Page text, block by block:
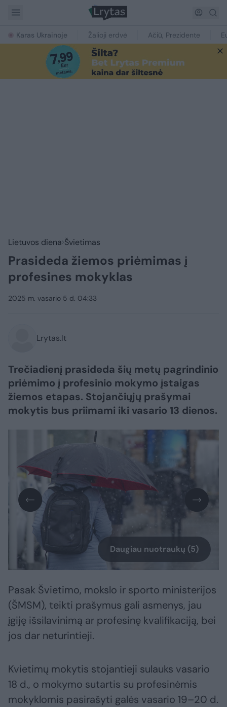
Karas Ukrainoje Žalioji erdvė Ačiū, Prezidente
Lietuvos diena Švietimas
Prasideda žiemos priėmimas į
profesines mokyklas
2025 m. vasario 5 d. 04:33
Lrytas.lt
Trečiadienį prasideda šių metų pagrindinio
priėmimo į profesinio mokymo įstaigas
žiemos etapas. Stojančiųjų prašymai
mokytis bus priimami iki vasario 13 dienos.
Daugiau nuotraukų (5)
Pasak Švietimo, mokslo ir sporto ministerijos
(ŠMSM), teikti prašymus gali asmenys, jau
įgiję išsilavinimą ar profesinę kvalifikaciją, bei
jos dar neturintieji.
Kvietimų mokytis stojantieji sulauks vasario
18 d., o mokymo sutartis su profesinėmis
mokyklomis pasirašyti galės vasario 19–20 d.